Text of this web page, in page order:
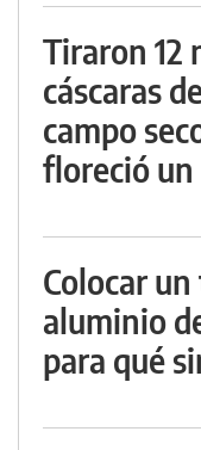
Tiraron 12
cáscaras
campo
floreció
Colocar
aluminio
para qué